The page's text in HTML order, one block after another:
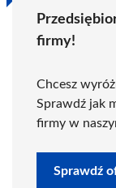
firmy!
Chcesz
Sprawdź jak
firmy w
Sprawdź